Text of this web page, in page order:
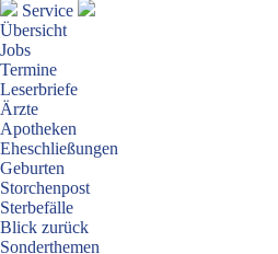
Service
Übersicht
Jobs
Termine
Leserbriefe
Ärzte
Apotheken
Eheschließungen
Geburten
Storchenpost
Sterbefälle
Blick zurück
Sonderthemen